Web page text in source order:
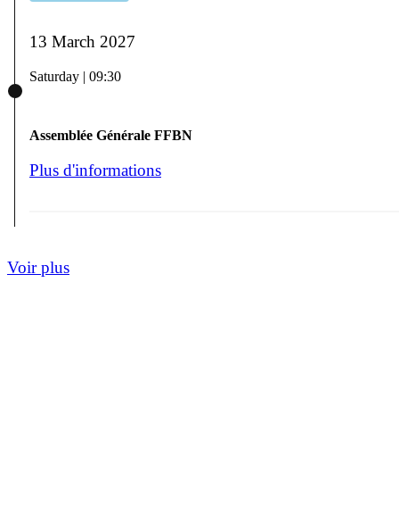
13 March 2027
Saturday | 09:30
Assemblée Générale FFBN
Plus d'informations
Voir plus